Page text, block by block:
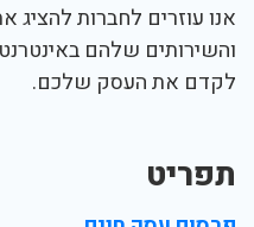
אנו עוזרים לחברות להציג
והשירותים שלהם
לקדם את העסק שלכם.
תפריט